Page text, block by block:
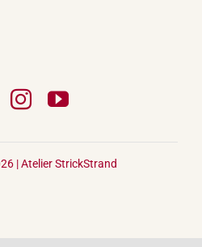
|Atelier StrickStrand